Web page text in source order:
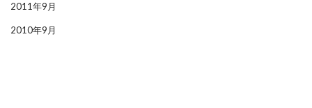
2011年9月
2010年9月